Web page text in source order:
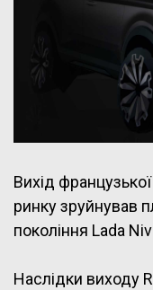
Вихід
ринку зруйнував
покоління Lada
Наслідки виходу